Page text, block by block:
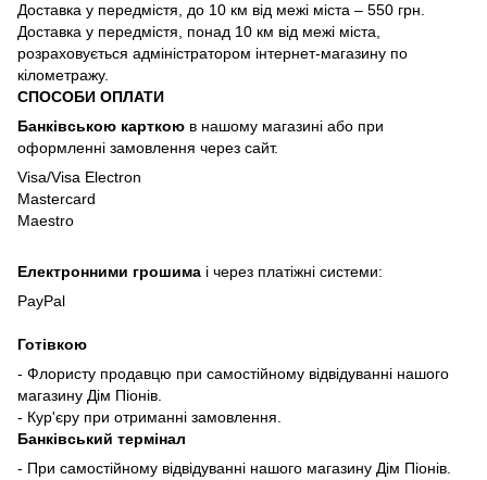
Доставка у передмістя, до 10 км від межі міста – 550 грн.
Доставка у передмістя, понад 10 км від межі міста,
розраховується адміністратором інтернет-магазину по
кілометражу.
СПОСОБИ ОПЛАТИ
Банківською карткою в нашому магазині або при
оформленні замовлення через сайт.
Visa/Visa Electron
Mastercard
Maestro
Електронними грошима і через платіжні системи:
PayPal
Готівкою
- Флористу продавцю при самостійному відвідуванні нашого
магазину Дім Піонів.
- Кур'єру при отриманні замовлення.
Банківський термінал
- При самостійному відвідуванні нашого магазину Дім Піонів.